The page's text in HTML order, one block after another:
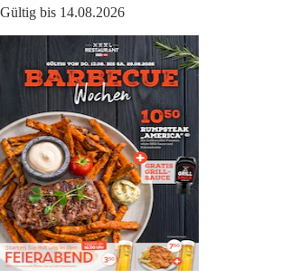
Gültig bis 14.08.2026